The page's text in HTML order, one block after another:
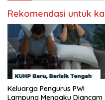
Rekomendasi untuk
Keluarga Pengurus PWI
Lampung Mengaku Diancam